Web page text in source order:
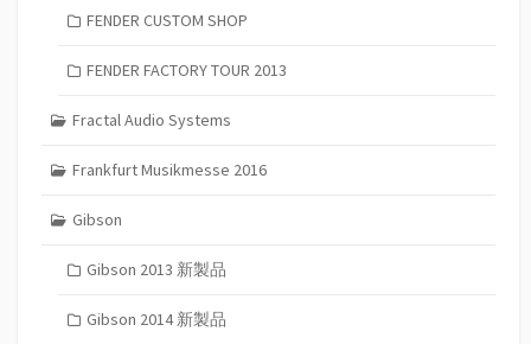
FENDER CUSTOM SHOP
FENDER FACTORY TOUR 2013
Fractal Audio Systems
Frankfurt Musikmesse 2016
Gibson
Gibson 2013 新製品
Gibson 2014 新製品